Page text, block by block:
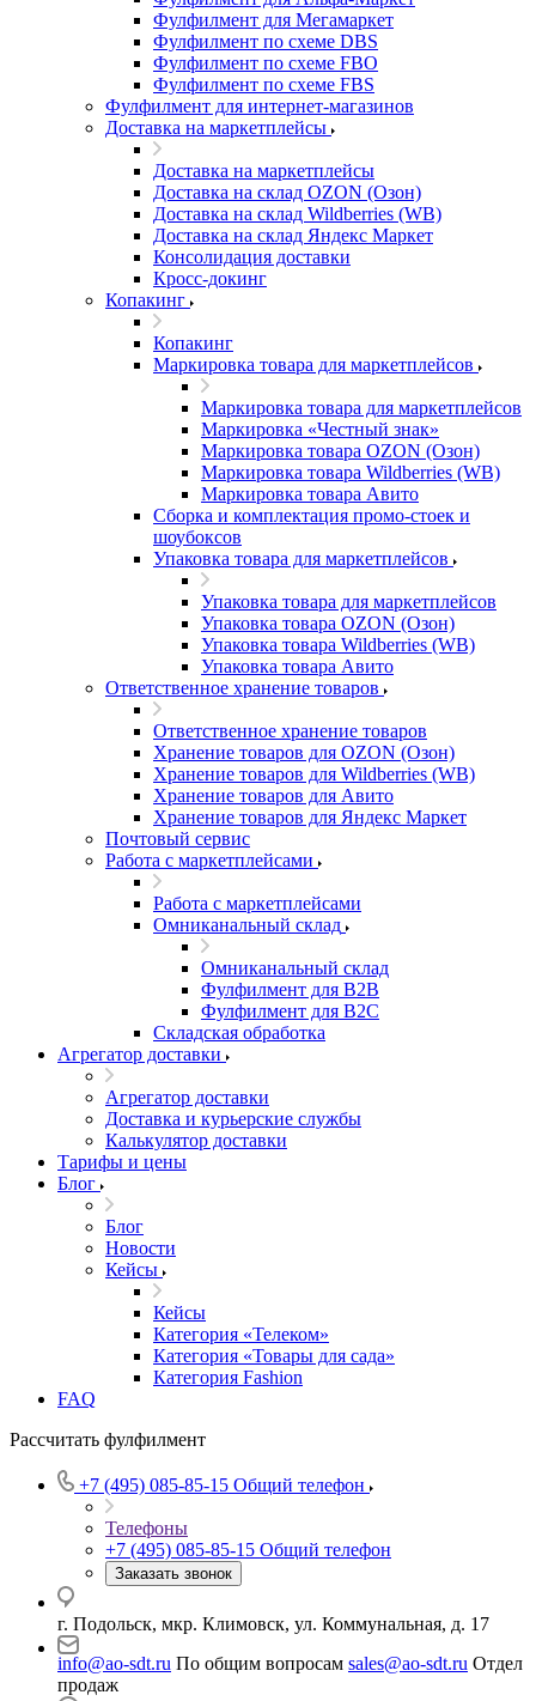
Фулфилмент для Мегамаркет
Фулфилмент по схеме DBS
Фулфилмент по схеме FBO
Фулфилмент по схеме FBS
Фулфилмент для интернет-магазинов
Доставка на маркетплейсы
Доставка на маркетплейсы
Доставка на склад OZON (Озон)
Доставка на склад Wildberries (WB)
Доставка на склад Яндекс Маркет
Консолидация доставки
Кросс-докинг
Копакинг
Копакинг
Маркировка товара для маркетплейсов
Маркировка товара для маркетплейсов
Маркировка «Честный знак»
Маркировка товара OZON (Озон)
Маркировка товара Wildberries (WB)
Маркировка товара Авито
Сборка и комплектация промо-стоек и
шоубоксов
Упаковка товара для маркетплейсов
Упаковка товара для маркетплейсов
Упаковка товара OZON (Озон)
Упаковка товара Wildberries (WB)
Упаковка товара Авито
Ответственное хранение товаров
Ответственное хранение товаров
Хранение товаров для OZON (Озон)
Хранение товаров для Wildberries (WB)
Хранение товаров для Авито
Хранение товаров для Яндекс Маркет
Почтовый сервис
Работа с маркетплейсами
Работа с маркетплейсами
Омниканальный склад
Омниканальный склад
Фулфилмент для B2B
Фулфилмент для B2C
Складская обработка
Агрегатор доставки
Агрегатор доставки
Доставка и курьерские службы
Калькулятор доставки
Тарифы и цены
Блог
Блог
Новости
Кейсы
Кейсы
Категория «Телеком»
Категория «Товары для сада»
Категория Fashion
FAQ
Рассчитать фулфилмент
+7 (495) 085-85-15 Общий телефон
Телефоны
+7 (495) 085-85-15 Общий телефон
Заказать звонок
г. Подольск, мкр. Климовск, ул. Коммунальная, д. 17
info@ao-sdt.ru По общим вопросам sales@ao-sdt.ru Отдел
продаж